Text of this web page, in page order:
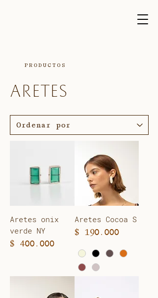
PRODUCTOS
ARETES
Aretes onix
verde NY
Precio
$ 400.000
Aretes Cocoa S
Precio
$ 190.000